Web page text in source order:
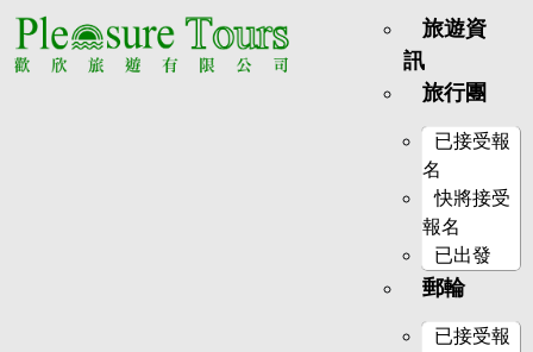
旅遊資
訊
旅行團
已接受報
名
快將接受
報名
已出發
郵輪
已接受報